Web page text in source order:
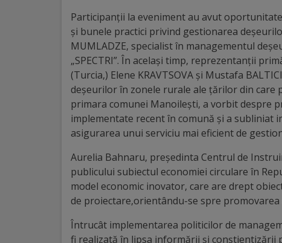
Personalități
marcante
Sportivi
performanță
Orașul
imagini
Galerie
video
Participanții la eveniment au avut
și bunele practici privind gestionarea
MUMLADZE, specialist în managementul
„SPECTRI”. În același timp, reprezentanții
(Turcia,) Elene KRAVTSOVA și Mustafa
deșeurilor în zonele rurale ale țărilor din care
primara comunei Manoilești, a vorbit despre
implementate recent în comună și a
asigurarea unui serviciu mai eficient de
Aurelia Bahnaru, președinta Centrul de
publicului subiectul economiei circulare în
model economic inovator, care are drept
de proiectare,orientându-se spre
Întrucât implementarea politicilor de
fi realizată în lipsa informării și conștientizării